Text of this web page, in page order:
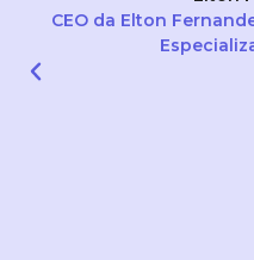
CEO da Elton